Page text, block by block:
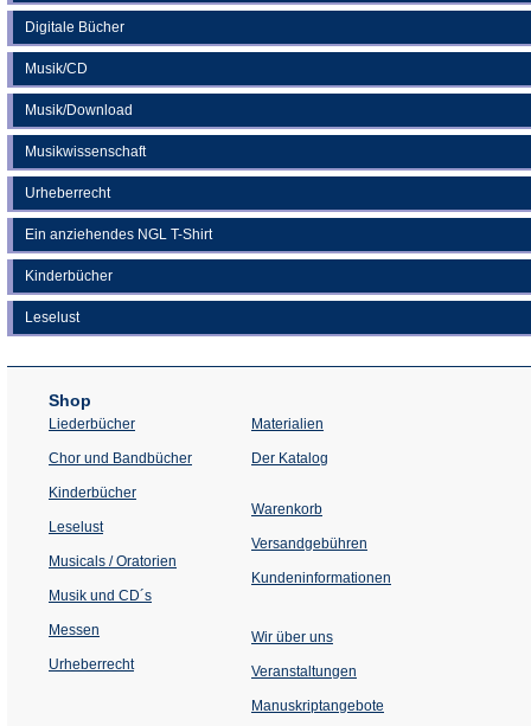
Digitale Bücher
Musik/CD
Musik/Download
Musikwissenschaft
Urheberrecht
Ein anziehendes NGL T-Shirt
Kinderbücher
Leselust
Shop
Liederbücher
Chor und Bandbücher
Kinderbücher
Leselust
Musicals / Oratorien
Musik und CD´s
Messen
Urheberrecht
Materialien
Der Katalog
Warenkorb
Versandgebühren
Kundeninformationen
Wir über uns
Veranstaltungen
einem
Manuskriptangebote